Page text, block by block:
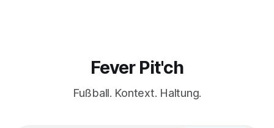
Fever Pit'ch
Fußball. Kontext. Haltung.